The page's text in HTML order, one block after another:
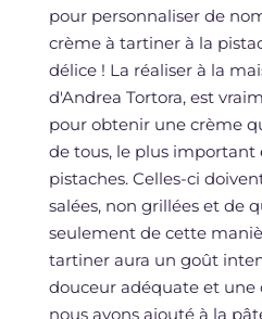
pour personnaliser de
crème à tartiner à la
délice ! La réaliser à la
d'Andrea Tortora, est
pour obtenir une crème
de tous, le plus important
pistaches. Celles-ci
salées, non grillées et de
seulement de cette
tartiner aura un goût
douceur adéquate et une
nous avons ajouté à la